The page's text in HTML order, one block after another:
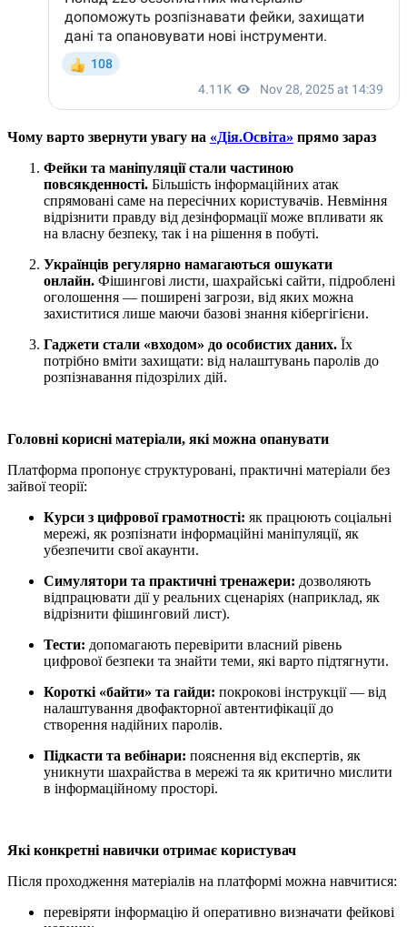
Чому варто звернути увагу на «Дія.Освіта» прямо зараз
Фейки та маніпуляції стали частиною
повсякденності. Більшість інформаційних атак
спрямовані саме на пересічних користувачів. Невміння
відрізнити правду від дезінформації може впливати як
на власну безпеку, так і на рішення в побуті.
Українців регулярно намагаються ошукати
онлайн. Фішингові листи, шахрайські сайти, підроблені
оголошення — поширені загрози, від яких можна
захиститися лише маючи базові знання кібергігієни.
Гаджети стали «входом» до особистих даних. Їх
потрібно вміти захищати: від налаштувань паролів до
розпізнавання підозрілих дій.
Головні корисні матеріали, які можна опанувати
Платформа пропонує структуровані, практичні матеріали без
зайвої теорії:
Курси з цифрової грамотності: як працюють соціальні
мережі, як розпізнати інформаційні маніпуляції, як
убезпечити свої акаунти.
Симулятори та практичні тренажери: дозволяють
відпрацювати дії у реальних сценаріях (наприклад, як
відрізнити фішинговий лист).
Тести: допомагають перевірити власний рівень
цифрової безпеки та знайти теми, які варто підтягнути.
Короткі «байти» та гайди: покрокові інструкції — від
налаштування двофакторної автентифікації до
створення надійних паролів.
Підкасти та вебінари: пояснення від експертів, як
уникнути шахрайства в мережі та як критично мислити
в інформаційному просторі.
Які конкретні навички отримає користувач
Після проходження матеріалів на платформі можна навчитися:
перевіряти інформацію й оперативно визначати фейкові